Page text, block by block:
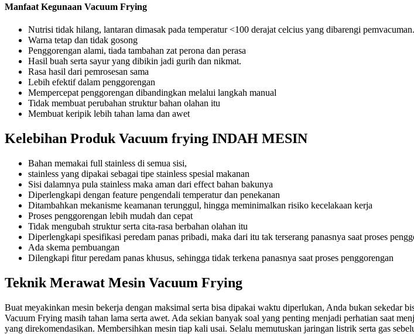
Manfaat Kegunaan Vacuum Frying
Nutrisi tidak hilang, lantaran dimasak pada temperatur <100 derajat celcius yang dibarengi pemvacuman.
Warna tetap dan tidak gosong
Penggorengan alami, tiada tambahan zat perona dan perasa
Hasil buah serta sayur yang dibikin jadi gurih dan nikmat.
Rasa hasil dari pemrosesan sama
Lebih efektif dalam penggorengan
Mempercepat penggorengan dibandingkan melalui langkah manual
Tidak membuat perubahan struktur bahan olahan itu
Membuat keripik lebih tahan lama dan awet
Kelebihan Produk Vacuum frying INDAH MESIN
Bahan memakai full stainless di semua sisi,
stainless yang dipakai sebagai tipe stainless spesial makanan
Sisi dalamnya pula stainless maka aman dari effect bahan bakunya
Diperlengkapi dengan feature pengendali temperatur dan penekanan
Ditambahkan mekanisme keamanan terunggul, hingga meminimalkan risiko kecelakaan kerja
Proses penggorengan lebih mudah dan cepat
Tidak mengubah struktur serta cita-rasa berbahan olahan itu
Diperlengkapi spesifikasi peredam panas pribadi, maka dari itu tak terserang panasnya saat proses
Ada skema pembuangan
Dilengkapi fitur peredam panas khusus, sehingga tidak terkena panasnya saat proses penggorengan
Teknik Merawat Mesin Vacuum Frying
Buat meyakinkan mesin bekerja dengan maksimal serta bisa dipakai waktu diperlukan, Anda bukan sekedar
Vacuum Frying masih tahan lama serta awet. Ada sekian banyak soal yang penting menjadi perhatian saat
yang direkomendasikan. Membersihkan mesin tiap kali usai. Selalu memutuskan jaringan listrik serta gas